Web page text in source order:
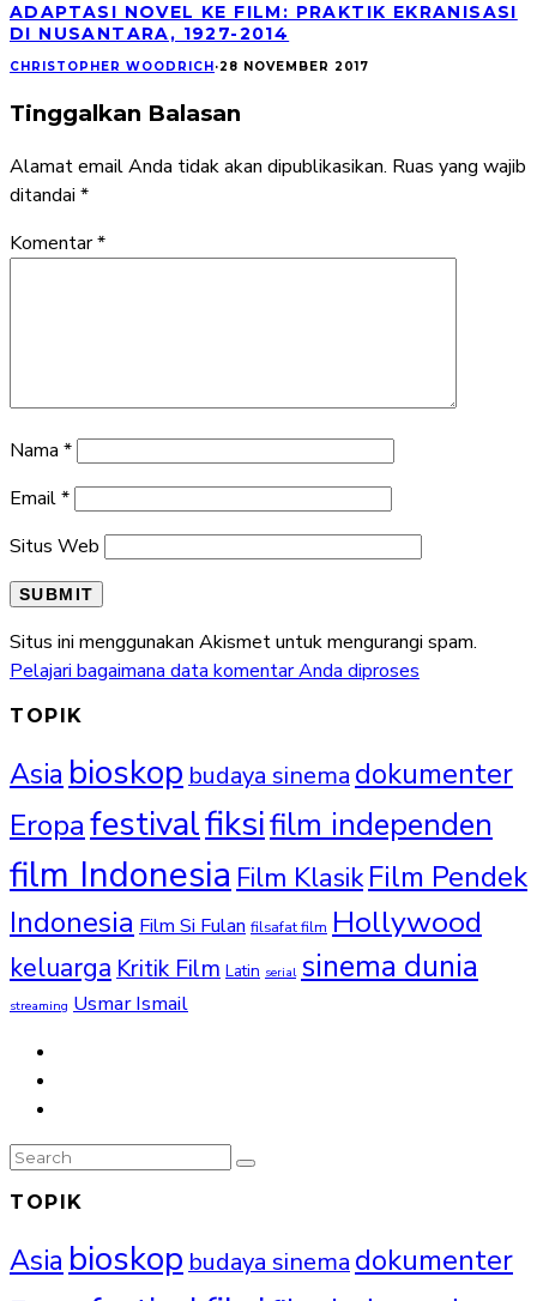
ADAPTASI NOVEL KE FILM: PRAKTIK EKRANISASI
DI NUSANTARA, 1927-2014
CHRISTOPHER WOODRICH·28 NOVEMBER 2017
Tinggalkan Balasan
Alamat email Anda tidak akan dipublikasikan. Ruas yang wajib
ditandai *
Komentar*
Nama *
Email*
Situs Web
Situs ini menggunakan Akismet untuk mengurangi spam.
Pelajari bagaimana data komentar Anda diproses
TOPIK
Asia bioskop budaya sinema dokumenter
Eropafestivalfiksifilm independen
film Indonesia Film Klasik Film Pendek
Indonesia Film Si Fulan filsafat film Hollywood
keluarga Kritik Film Latin serial sinema dunia
streaming Usmar Ismail
TOPIK
Asia bioskop budaya sinema dokumenter